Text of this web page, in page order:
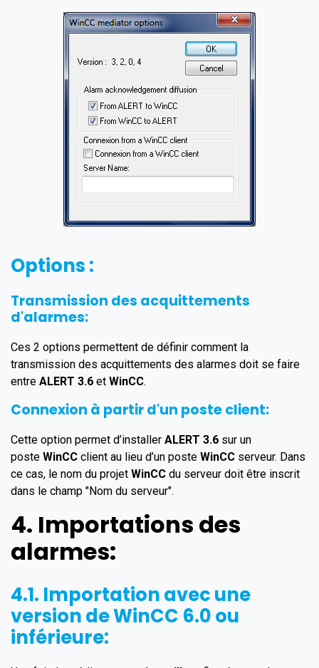
Options :
Transmission des acquittements
d'alarmes:
Ces 2 options permettent de définir comment la
transmission des acquittements des alarmes doit se faire
entre ALERT 3.6 et WinCC.
Connexion à partir d'un poste client:
Cette option permet d’installer ALERT 3.6 sur un
poste WinCC client au lieu d’un poste WinCC serveur. Dans
ce cas, le nom du projet WinCC du serveur doit être inscrit
dans le champ "Nom du serveur".
4. Importations des
alarmes:
4.1. Importation avec une
version deWinCC 6.0ou
inférieure: